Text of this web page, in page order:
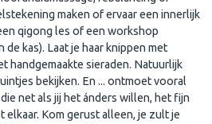
maken of ervaar een innerlijk
qigong les of een workshop
kas). Laat je haar knippen met
handgemaakte sieraden. Natuurlijk
bekijken. En ... ontmoet vooral
net als jij het ánders willen, het fijn
elkaar. Kom gerust alleen, je zult je